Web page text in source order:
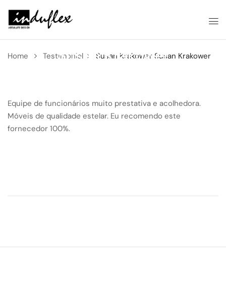
Home Testimonial Susan Krakower Susan Krakower
Susan Krakower
Equipe de funcionários muito prestativa e acolhedora.
Móveis de qualidade estelar. Eu recomendo este
fornecedor 100%.